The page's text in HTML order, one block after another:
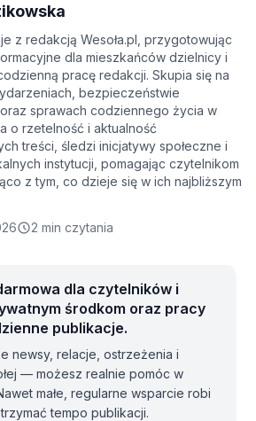
z redakcją Wesoła.pl, przygotowując
dla mieszkańców dzielnicy i
pracę redakcji. Skupia się na
bezpieczeństwie
sprawach codziennego życia w
o rzetelność i aktualność
treści, śledzi inicjatywy społeczne i
instytucji, pomagając czytelnikom
z tym, co dzieje się w ich najbliższym
2 min czytania
dla czytelników i
środkom oraz pracy
publikacje.
newsy, relacje, ostrzeżenia i
— możesz realnie pomóc w
małe, regularne wsparcie robi
tempo publikacji.